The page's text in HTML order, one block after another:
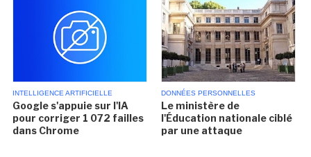
INTELLIGENCE ARTIFICIELLE
Google s'appuie sur l'IA
pour corriger 1 072 failles
dans Chrome
DONNÉES PERSONNELLES
Le ministère de
l'Éducation nationale ciblé
par une attaque